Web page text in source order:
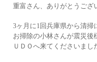
重富さん、ありがとうござ
3ヶ月に1回兵庫県から清掃
お掃除の小林さんが震災後
ＵＤＯへ来てくださいまし